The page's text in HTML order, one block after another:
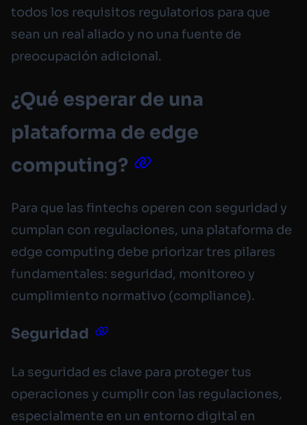
todos los requisitos regulatorios para que
sean un real aliado y no una fuente de
preocupación adicional.
¿Qué esperar de una
plataforma de edge
computing?
Para que las fintechs operen con seguridad y
cumplan con regulaciones, una plataforma de
edge computing debe priorizar tres pilares
fundamentales: seguridad, monitoreo y
cumplimiento normativo (compliance).
Seguridad
La seguridad es clave para proteger tus
operaciones y cumplir con las regulaciones,
especialmente en un entorno digital en